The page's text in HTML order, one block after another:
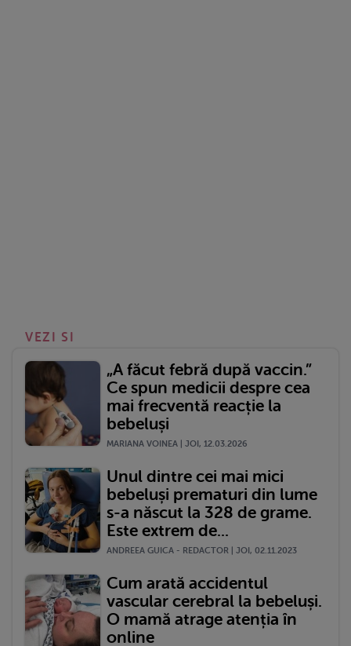
VEZI SI
„A făcut febră după vaccin.”
Ce spun medicii despre cea
mai frecventă reacție la
bebeluși
MARIANA VOINEA | JOI, 12.03.2026
Unul dintre cei mai mici
bebeluși prematuri din lume
s-a născut la 328 de grame.
Este extrem de...
ANDREEA GUICA - REDACTOR | JOI, 02.11.2023
Cum arată accidentul
vascular cerebral la bebeluși.
O mamă atrage atenția în
online